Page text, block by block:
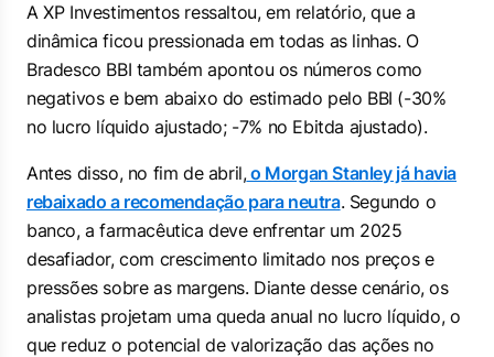
A XP Investimentos ressaltou, em relatório, que a
dinâmica ficou pressionada em todas as linhas. O
Bradesco BBI também apontou os números como
negativos e bem abaixo do estimado pelo BBI (-30%
no lucro líquido ajustado; -7% no Ebitda ajustado).
Antes disso, no fim de abril,o Morgan Stanley já havia
rebaixado a recomendação para neutra. Segundo o
banco, a farmacêutica deve enfrentar um 2025
desafiador, com crescimento limitado nos preços e
pressões sobre as margens. Diante desse cenário, os
analistas projetam uma queda anual no lucro líquido, o
que reduz o potencial de valorização das ações no